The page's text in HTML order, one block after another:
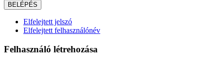
Elfelejtett jelszó
Elfelejtett felhasználónév
Felhasználó létrehozása